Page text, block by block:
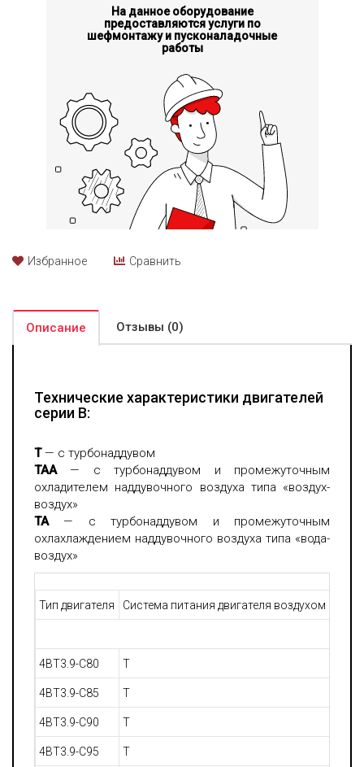
Блок цилиндров не предусматривает гильз, что положительно
сказывается на экономичности потребления масла, уровне
шума во время работы и долговечности двигателя.
гидромеханическими форсунками и рядными насосами. Такое
сочетание гарантирует простоту и одновременно
надежность. Если к этому добавить еще и общее высокое
качество изготовления дизельных двигателей Cummins, не
возникает вопросов к их надежности. При всем при этом
моторы имеют компактные для своей мощности размеры, а
их обслуживание и ремонт не предусматривает проблем с
поиском запчастей.
На данное оборудование
предоставляются услуги по
шефмонтажу и пусконаладочные
работы
Избранное Сравнить
Описание Отзывы (0)
Технические характеристики двигателей
серии B:
Т — с турбонаддувом
ТАА— с турбонаддувом и промежуточным
охладителем наддувочного воздуха типа «воздух-
воздух»
ТА— с турбонаддувом и промежуточным
охлахлаждением наддувочного воздуха типа «вода-
воздух»
Тип двигателя Система питания двигателя воздухом
4BT3.9-C80 T
4BT3.9-C85 T
4BT3.9-C90 T
4BT3.9-C95 T